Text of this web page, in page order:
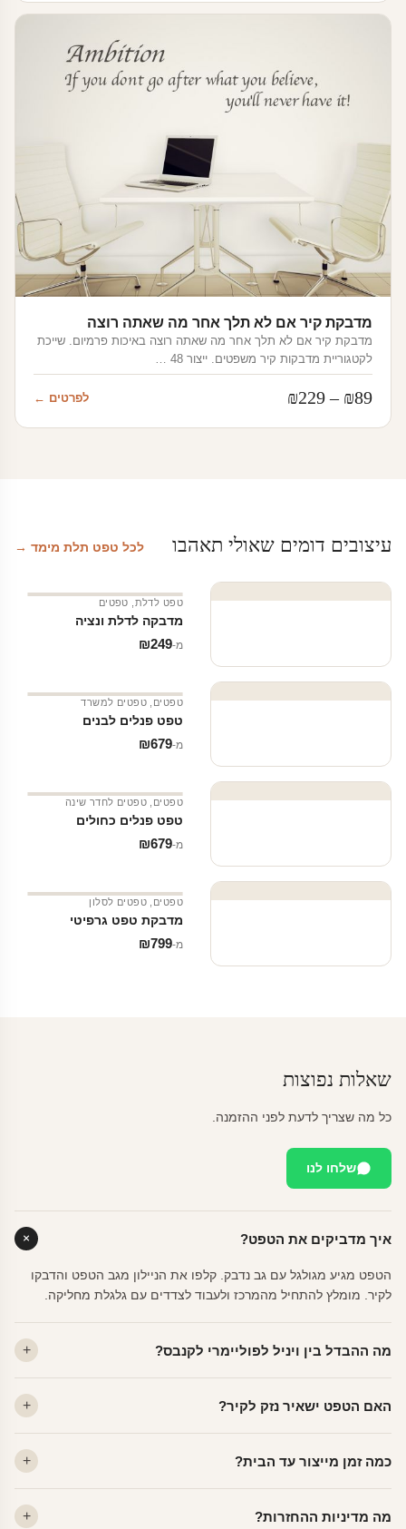
מדבקת קיר אם לא תלך אחר מה שאתה רוצה
מדבקת קיר אם לא תלך אחר מה שאתה רוצה באיכות פרמיום. שייכת
לקטגוריית מדבקות קיר משפטים. ייצור 48 …
₪89
–
₪229
מחירים:
לפרטים ←
עיצובים דומים שאולי תאהבו לכל טפט תלת מימד →
טפט לדלת טפטים
מדבקה לדלת ונציה
מ‑ ₪249
טפטים טפטים למשרד
טפט פנלים לבנים
מ‑ ₪679
טפטים טפטים לחדר שינה
טפט פנלים כחולים
מ‑ ₪679
טפטים טפטים לסלון
מדבקת טפט גרפיטי
מ‑ ₪799
שאלות נפוצות
כל מה שצריך לדעת לפני ההזמנה.
שלחו לנו
איך מדביקים את הטפט?
הטפט מגיע מגולגל עם גב נדבק. קלפו את הניילון מגב הטפט והדבקו
לקיר. מומלץ להתחיל מהמרכז ולעבוד לצדדים עם גלגלת מחליקה.
מה ההבדל בין ויניל לפוליימרי לקנבס?
פרמיום. קנבס — בד אמנותי יוקרתי, מט.
האם הטפט ישאיר נזק לקיר?
מתאים לקיר מטויח, גבס, קרמיקה וזכוכית.
כמה זמן מייצור עד הבית?
יוצאות באותו יום.
מה מדיניות ההחזרות?